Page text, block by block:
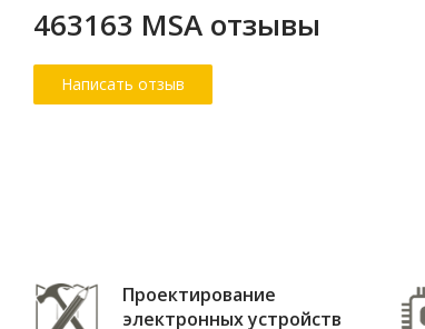
463163 MSA отзывы
Проектирование
электронных устройств